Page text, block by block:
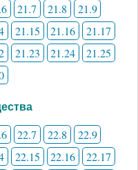
21.7 21.8
21.9
21.15 21.16
21.17
21.23 21.24
21.25
22.7 22.8
22.9
22.15 22.16
22.17